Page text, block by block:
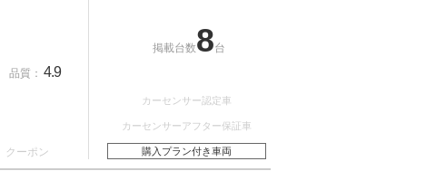
品質： 4.9
クーポン
掲載台数8台
カーセンサー認定車
カーセンサーアフター保証車
購入プラン付き車両